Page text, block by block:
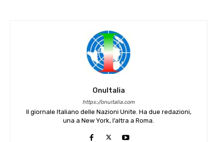
OnuItalia
https://onuitalia.com
Il giornale Italiano delle Nazioni Unite. Ha due redazioni,
una a New York, l’altra a Roma.